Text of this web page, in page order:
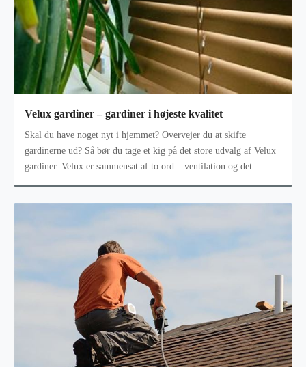
Velux gardiner – gardiner i højeste kvalitet
Skal du have noget nyt i hjemmet? Overvejer du at skifte
gardinerne ud? Så bør du tage et kig på det store udvalg af Velux
gardiner. Velux er sammensat af to ord – ventilation og det